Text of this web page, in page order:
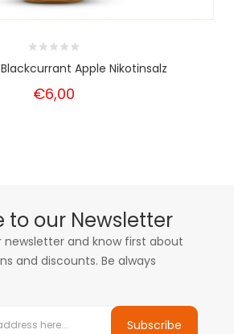
Blackcurrant Apple Nikotinsalz
€6,00
to our Newsletter
newsletter and know first about
and discounts. Be always
Subscribe